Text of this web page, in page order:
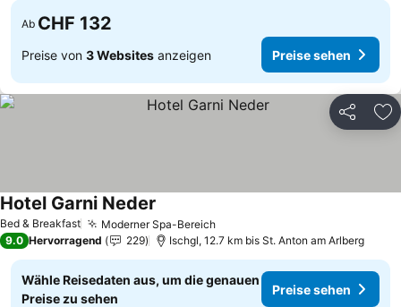
Ab CHF 132
Preise von 3 Websites anzeigen Preise sehen
Teilen
Bed & Breakfast Moderner Spa-Bereich
Hotel Garni Neder
9.0 Hervorragend 229 Ischgl, 12.7 km bis St. Anton am Arlberg
Wähle Reisedaten aus, um die genauen
Preise zu sehen
Preise sehen